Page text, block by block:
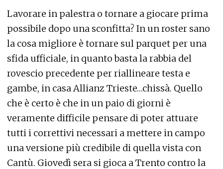
Lavorare in palestra o tornare a giocare prima
possibile dopo una sconfitta? In un roster sano
la cosa migliore è tornare sul parquet per una
sfida ufficiale, in quanto basta la rabbia del
rovescio precedente per riallineare testa e
gambe, in casa Allianz Trieste…chissà. Quello
che è certo è che in un paio di giorni è
veramente difficile pensare di poter attuare
tutti i correttivi necessari a mettere in campo
una versione più credibile di quella vista con
Cantù. Giovedì sera si gioca a Trento contro la